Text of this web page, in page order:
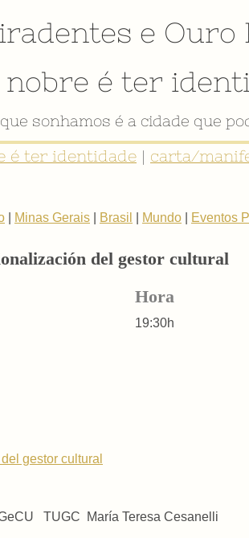
e Ouro
nobre é ter
sonhamos é a cidade que
é ter identidade | carta/
Minas Gerais Brasil Mundo Eventos
del gestor cultural
Hora
19:30h
gestor cultural
TUGC María Teresa Cesanelli